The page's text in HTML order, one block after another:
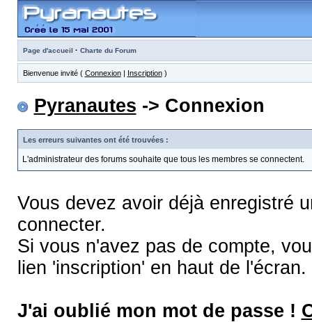
Page d'accueil · Charte du Forum
Bienvenue invité ( Connexion| Inscription)
Pyranautes -> Connexion
Les erreurs suivantes ont été trouvées :
L'administrateur des forums souhaite que tous les membres se connectent.
Vous devez avoir déjà enregistré
connecter.
Si vous n'avez pas de compte,
lien 'inscription' en haut de l'écran.
J'ai oublié mon mot de passe !